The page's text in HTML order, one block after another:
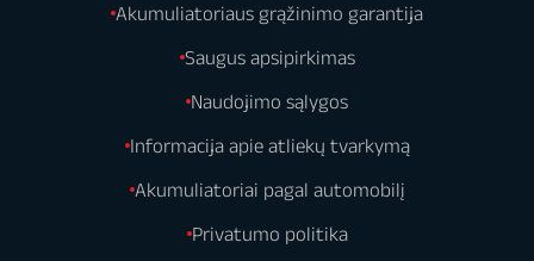
Akumuliatoriaus grąžinimo garantija
Saugus apsipirkimas
Naudojimo sąlygos
Informacija apie atliekų tvarkymą
Akumuliatoriai pagal automobilį
Privatumo politika